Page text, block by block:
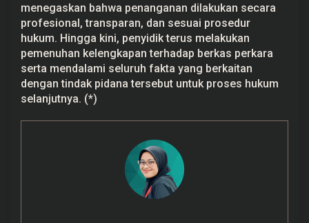
menegaskan bahwa penanganan dilakukan secara
profesional, transparan, dan sesuai prosedur
hukum. Hingga kini, penyidik terus melakukan
pemenuhan kelengkapan terhadap berkas perkara
serta mendalami seluruh fakta yang berkaitan
dengan tindak pidana tersebut untuk proses hukum
selanjutnya. (*)